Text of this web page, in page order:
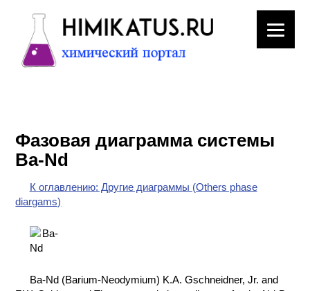
ХИМИЧЕСКАЯ
ПОСУДА
ВРЕДНЫЕ
ФАКТОРЫ
Фазовая диаграмма системы
Ba-Nd
К оглавлению: Другие диаграммы (Others phase
diargams)
Ba-Nd (Barium-Neodymium) K.A. Gschneidner, Jr. and